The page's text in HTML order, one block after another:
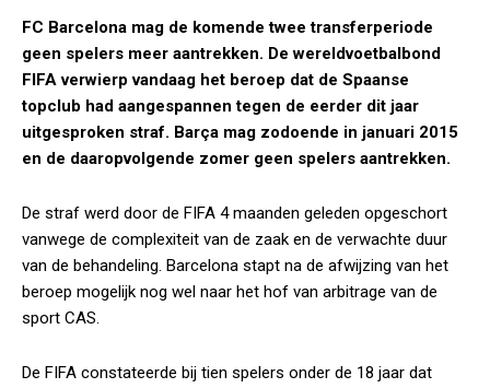
FC Barcelona mag de komende twee transferperiode
geen spelers meer aantrekken. De wereldvoetbalbond
FIFA verwierp vandaag het beroep dat de Spaanse
topclub had aangespannen tegen de eerder dit jaar
uitgesproken straf. Barça mag zodoende in januari 2015
en de daaropvolgende zomer geen spelers aantrekken.
De straf werd door de FIFA 4 maanden geleden opgeschort
vanwege de complexiteit van de zaak en de verwachte duur
van de behandeling. Barcelona stapt na de afwijzing van het
beroep mogelijk nog wel naar het hof van arbitrage van de
sport CAS.
De FIFA constateerde bij tien spelers onder de 18 jaar dat